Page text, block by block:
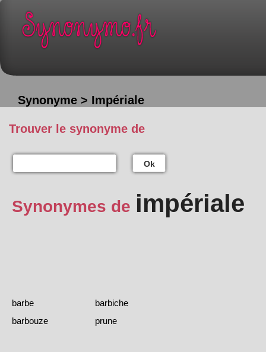
Synonyme > Impériale
Trouver le synonyme de
Ok
Synonymes de impériale
barbe
barbiche
barbouze
prune